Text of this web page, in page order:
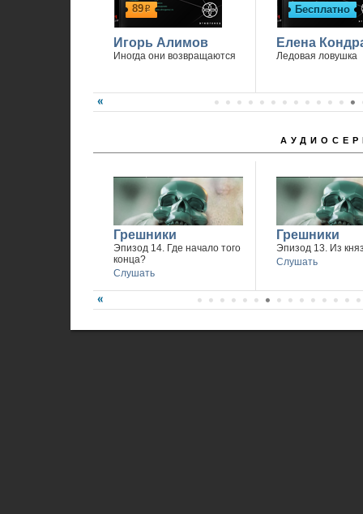
89р
Игорь Алимов
Иногда они возвращаются
Бесплатно
Елена
Ледовая ловушка
Грешники
Эпизод 14. Где начало того
конца?
Слушать
Грешники
Эпизод 13. Из
Слушать